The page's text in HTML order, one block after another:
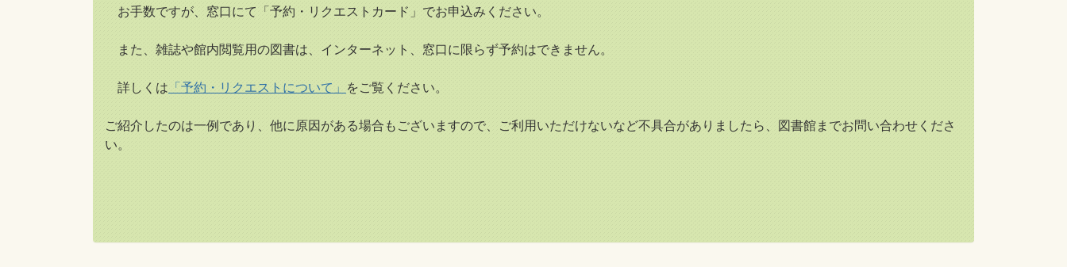
お手数ですが、窓口にて「予約・リクエストカード」でお申込みください。
また、雑誌や館内閲覧用の図書は、インターネット、窓口に限らず予約はできません。
詳しくは 「予約・リクエストについて」 をご覧ください。
ご紹介したのは一例であり、他に原因がある場合もございますので、ご利用いただけないなど不具合がありましたら、図書館までお問い合わせくださ
い。